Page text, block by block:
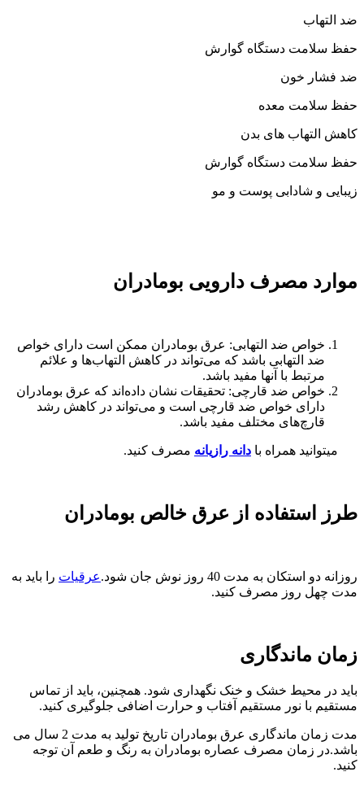
ضد التهاب
حفظ سلامت دستگاه گوارش
ضد فشار خون
حفظ سلامت معده
کاهش التهاب های بدن
حفظ سلامت دستگاه گوارش
زیبایی و شادابی پوست و مو
موارد مصرف دارویی بومادران
خواص ضد التهابی: عرق بومادران ممکن است دارای خواص
ضد التهابی باشد که می‌تواند در کاهش التهاب‌ها و علائم
مرتبط با آنها مفید باشد.
خواص ضد قارچی: تحقیقات نشان داده‌اند که عرق بومادران
دارای خواص ضد قارچی است و می‌تواند در کاهش رشد
قارچ‌های مختلف مفید باشد.
میتوانید همراه با دانه رازیانه مصرف کنید.
طرز استفاده از عرق خالص بومادران
روزانه دو استکان به مدت 40 روز نوش جان شود. عرقیات را باید به
مدت چهل روز مصرف کنید.
زمان ماندگاری
باید در محیط خشک و خنک نگهداری شود. همچنین، باید از تماس
مستقیم با نور مستقیم آفتاب و حرارت اضافی جلوگیری کنید.
مدت زمان ماندگاری عرق بومادران تاریخ تولید به مدت 2 سال می
باشد.در زمان مصرف عصاره بومادران به رنگ و طعم آن توجه
کنید.